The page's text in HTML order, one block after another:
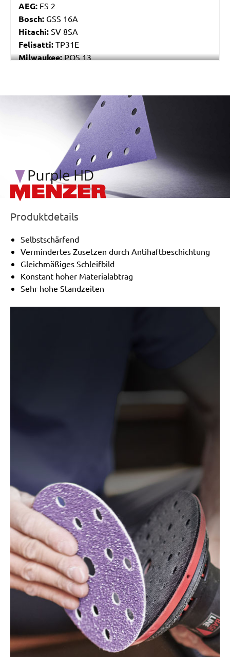
AEG: FS 2
Bosch: GSS 16A
Hitachi: SV 8SA
Felisatti: TP31E
Milwaukee:POS 13
EQ, RS 400 EQ-Plus, RS 400 Q, RS 400 Q-Plus, RS 4-
/marketing/parallax/menzer/parallax_logos/
Produktdetails
Selbstschärfend
Vermindertes Zusetzen durch Antihaftbeschichtung
Gleichmäßiges Schleifbild
Konstant hoher Materialabtrag
Sehr hohe Standzeiten